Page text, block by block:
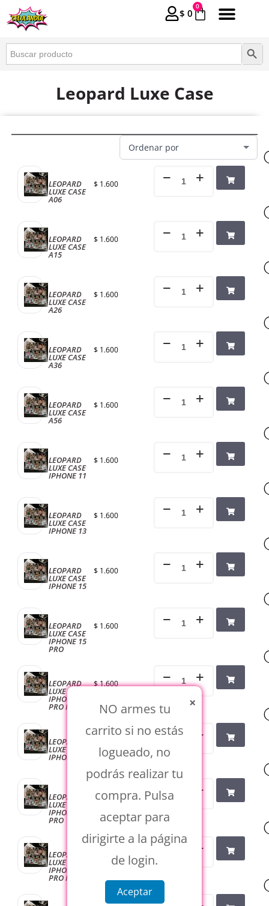
$ 0
0
Buscar: Botón
Leopard Luxe Case
LEOPARD
LUXE CASE
A06
$ 1.600
LEOPARD
LUXE CASE
A15
$ 1.600
LEOPARD
LUXE CASE
A26
$ 1.600
LEOPARD
LUXE CASE
A36
$ 1.600
LEOPARD
LUXE CASE
A56
$ 1.600
LEOPARD
LUXE CASE
IPHONE 11
$ 1.600
LEOPARD
LUXE CASE
IPHONE 13
$ 1.600
LEOPARD
LUXE CASE
IPHONE 15
$ 1.600
LEOPARD
LUXE CASE
IPHONE 15
PRO
$ 1.600
LEOPARD
LUXE CASE
IPHONE 15
PRO MAX
$1.600
LEOPARD
LUXE CASE
IPHONE 16
LEOPARD
LUXE CASE
IPHONE 16
PRO
$1.600
LEOPARD
LUXE CASE
IPHONE 16
PRO MAX
1.600
×
NO armes tu
carrito si no estás
logueado, no
podrás realizar tu
compra. Pulsa
aceptar para
dirigirte a la página
de login.
Aceptar